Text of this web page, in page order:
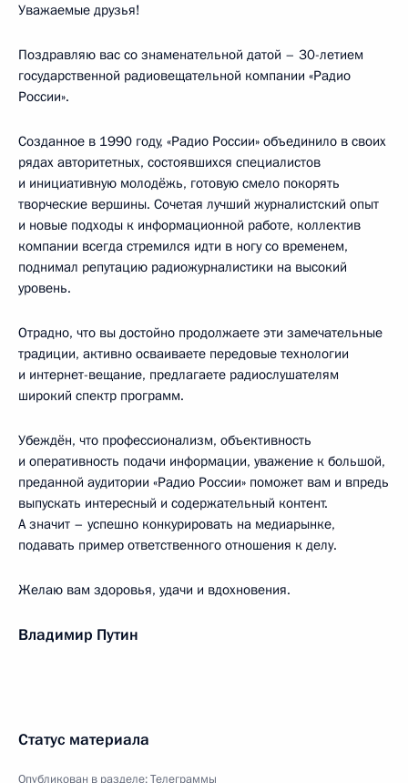
Уважаемые друзья!
Поздравляю вас со знаменательной датой – 30-летием
государственной радиовещательной компании «Радио
России».
Созданное в 1990 году, «Радио России» объединило в своих
рядах авторитетных, состоявшихся специалистов
и инициативную молодёжь, готовую смело покорять
творческие вершины. Сочетая лучший журналистский опыт
и новые подходы к информационной работе, коллектив
компании всегда стремился идти в ногу со временем,
поднимал репутацию радиожурналистики на высокий
уровень.
Отрадно, что вы достойно продолжаете эти замечательные
традиции, активно осваиваете передовые технологии
и интернет-вещание, предлагаете радиослушателям
широкий спектр программ.
Убеждён, что профессионализм, объективность
и оперативность подачи информации, уважение к большой,
преданной аудитории «Радио России» поможет вам и впредь
выпускать интересный и содержательный контент.
А значит – успешно конкурировать на медиарынке,
подавать пример ответственного отношения к делу.
Желаю вам здоровья, удачи и вдохновения.
Владимир Путин
Статус материала
Опубликован в разделе:Телеграммы